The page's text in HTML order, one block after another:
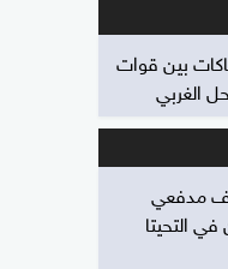
بين قوات
الغربي
مدفعي
التحيتا